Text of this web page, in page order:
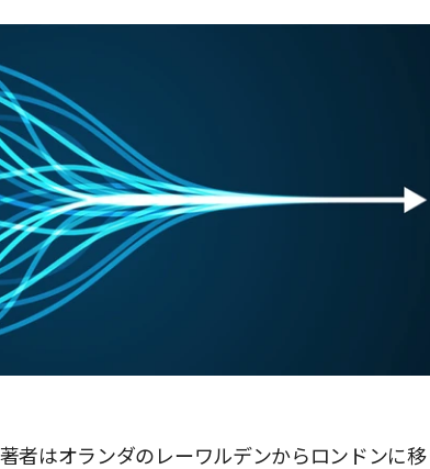
者はオランダのレーワルデンからロンドンに